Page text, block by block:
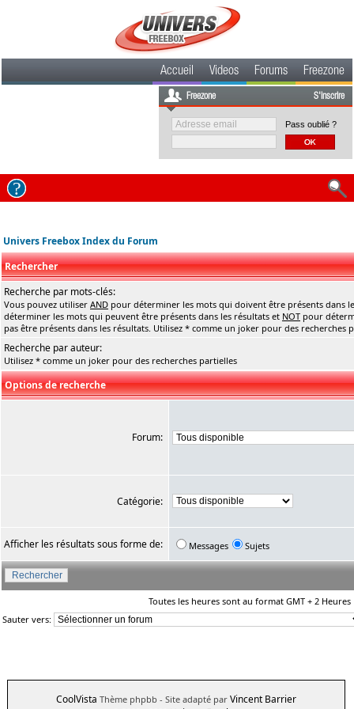
Accueil Videos Forums Freezone
Freezone S'inscrire
Pass oublié ?
Univers Freebox Index du Forum
Rechercher
Recherche par mots-clés:
Vous pouvez utiliser AND pour déterminer les mots qui doivent être présents dans
déterminer les mots qui peuvent être présents dans les résultats et NOT pour
pas être présents dans les résultats. Utilisez * comme un joker pour des recherches
Recherche par auteur:
Utilisez * comme un joker pour des recherches partielles
Options de recherche
Forum:
Catégorie:
Afficher les résultats sous forme de: Messages Sujets
Toutes les heures sont au format GMT + 2 Heures
Sauter vers:
CoolVista Thème phpbb - Site adapté par Vincent Barrier